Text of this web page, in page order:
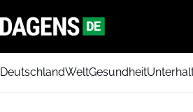
DeutschlandWeltGesundheit